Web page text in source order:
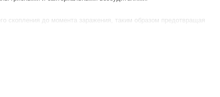
скопления до момента заражения, таким образом предотвращая